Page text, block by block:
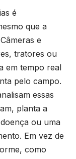
é
que a
e
tratores ou
em tempo real
pelo campo.
essas
planta a
ou uma
Em vez de
como